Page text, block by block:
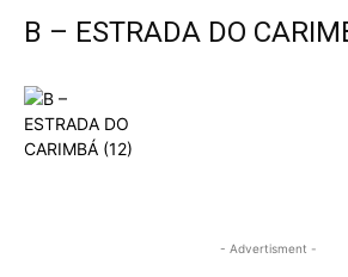
B – ESTRADA DO
- Advertisment -